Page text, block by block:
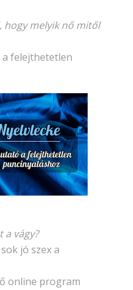
hogy melyik nő mitől
a felejthetetlen
vágy?
jó szex a
online program